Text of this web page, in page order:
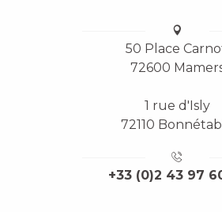
50 Place
72600
1 rue d'Isly
72110
+33 (0)2 43 97